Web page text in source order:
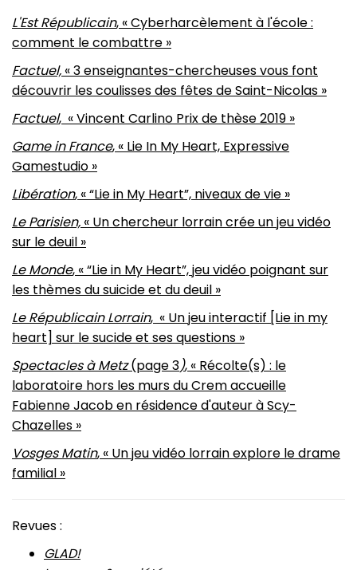
L'Est Républicain, « Cyberharcèlement à l'école :
comment le combattre »
Factuel, « 3 enseignantes-chercheuses vous font
découvrir les coulisses des fêtes de Saint-Nicolas »
Factuel, « Vincent Carlino Prix de thèse 2019 »
Game in France, « Lie In My Heart, Expressive
Gamestudio »
Libération, « “Lie in My Heart”, niveaux de vie »
Le Parisien, « Un chercheur lorrain crée un jeu vidéo
sur le deuil »
Le Monde, « “Lie in My Heart”, jeu vidéo poignant sur
les thèmes du suicide et du deuil »
Le Républicain Lorrain, « Un jeu interactif [Lie in my
heart] sur le sucide et ses questions »
Spectacles à Metz(page 3), « Récolte(s) : le
laboratoire hors les murs du Crem accueille
Fabienne Jacob en résidence d'auteur à Scy-
Chazelles »
Vosges Matin, « Un jeu vidéo lorrain explore le drame
familial »
Revues :
GLAD!